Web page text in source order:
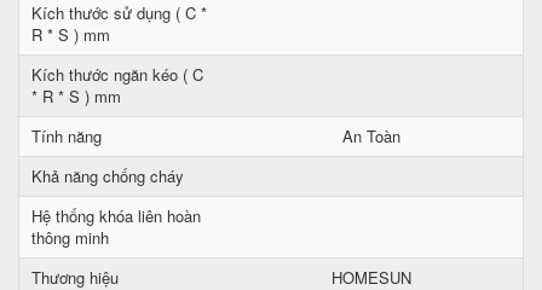
Kích thước sử dụng ( C *
R * S ) mm
Kích thước ngăn kéo ( C
* R * S ) mm
Tính năng
An Toàn
Khả năng chống cháy
Hệ thống khóa liên hoàn
thông minh
Thương hiệu
HOMESUN